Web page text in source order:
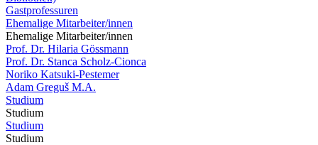
Gastprofessuren
Ehemalige Mitarbeiter/innen
Ehemalige Mitarbeiter/innen
Prof. Dr. Hilaria Gössmann
Prof. Dr. Stanca Scholz-Cionca
Noriko Katsuki-Pestemer
Adam Greguš M.A.
Studium
Studium
Studium
Studium